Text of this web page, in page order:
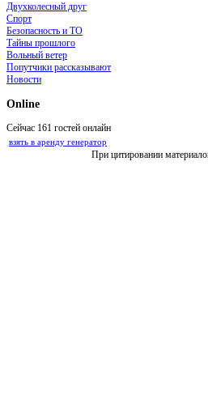
Двухколесный друг
Спорт
Безопасность и ТО
Тайны прошлого
Вольный ветер
Попутчики рассказывают
Новости
Online
Сейчас 161 гостей онлайн
взять в аренду генератор
При цитировании